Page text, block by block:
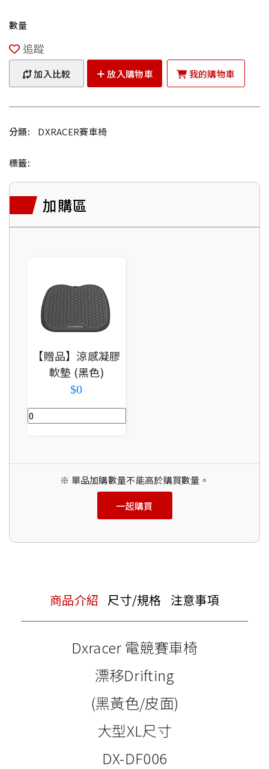
數量
追蹤
加入比較 放入購物車 我的購物車
分類: DXRACER賽車椅
標籤:
加購區
【贈品】涼感凝膠
軟墊 (黑色)
$0
※ 單品加購數量不能高於購買數量。
一起購買
商品介紹 尺寸/規格 注意事項
Dxracer 電競賽車椅
漂移Drifting
(黑黃色/皮面)
大型XL尺寸
DX-DF006